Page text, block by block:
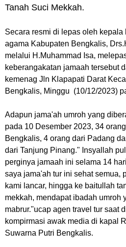
Tanah Suci Mekkah.
Secara resmi di lepas oleh kepala
agama Kabupaten Bengkalis,
melalui H.Muhammad Isa,
keberangakatan jamaah tersebut
kemenag Jln Klapapati Darat
Bengkalis, Minggu (10/12/2023)
Adapun jama'ah umroh yang
pada 10 Desember 2023, 34
Bengkalis, 4 orang dari Padang
dari Tanjung Pinang." Insyallah
perginya jamaah ini selama 14
saya jama'ah tur ini sehat semua,
kami lancar, hingga ke baitullah
mekkah, mendapat ibadah umroh
mabrur."ucap agen travel tur saat
kompirmasi awak media di kapal
Suwarna Putri Bengkalis.